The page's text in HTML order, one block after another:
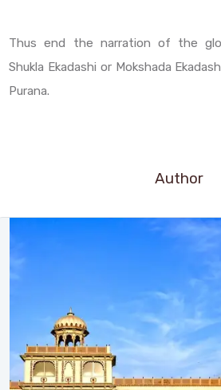
Thus end the narration of the
Shukla Ekadashi or Mokshada
Purana.
Author